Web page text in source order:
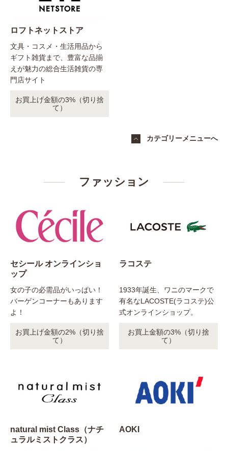
ロフトネットストア
文具・コスメ・生活用品から
ギフト雑貨まで、豊富な品揃
えが魅力の総合生活雑貨の専
門店サイト
お買上げ金額の3%（切り捨
て）
カテゴリーメニューへ
ファッション
セシール オンラインショ
ップ
女の子の必需品がいっぱい！
バーゲンコーナーもあります
よ！
お買上げ金額の2%（切り捨
て）
ラコステ
1933年誕生、ワニのマークで
有名なLACOSTE(ラコステ)公
式オンラインショップ。
お買上金額の3%（切り捨
て）
natural mist Class（ナチ
ュラルミストクラス）
AOKI